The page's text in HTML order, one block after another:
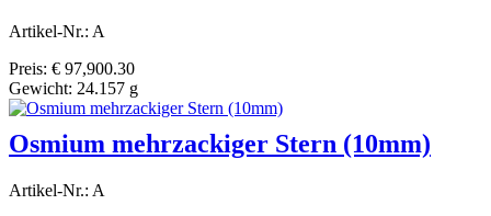
Artikel-Nr.: A
Preis: € 97,900.30
Gewicht: 24.157 g
Osmium mehrzackiger Stern (10mm)
Artikel-Nr.: A